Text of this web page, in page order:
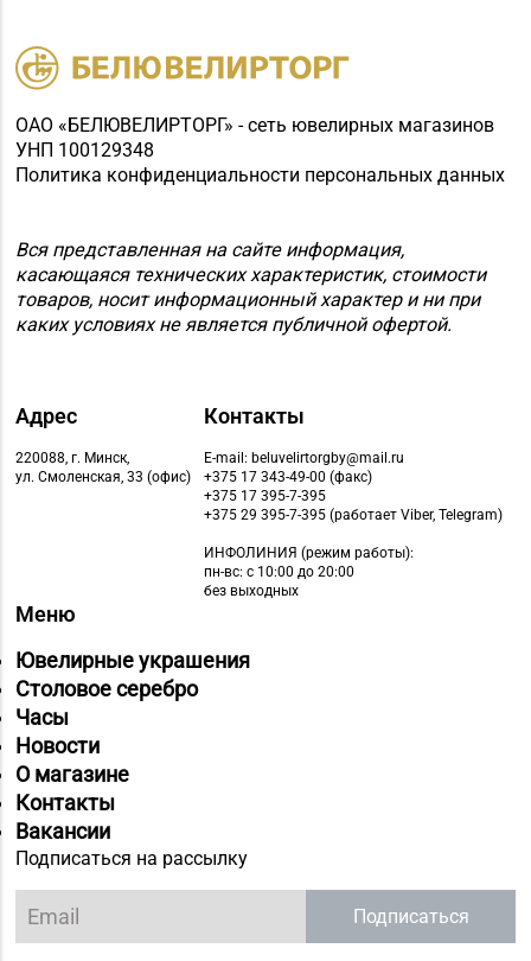
ОАО «БЕЛЮВЕЛИРТОРГ» - сеть ювелирных магазинов
УНП 100129348
Политика конфиденциальности персональных данных
Вся представленная на сайте информация,
касающаяся технических характеристик, стоимости
товаров, носит информационный характер и ни при
каких условиях не является публичной офертой.
Адрес
220088, г. Минск,
ул. Смоленская, 33 (офис)
Контакты
E-mail: beluvelirtorgby@mail.ru
+375 17 343-49-00 (факс)
+375 17 395-7-395
+375 29 395-7-395 (работает Viber, Telegram)
ИНФОЛИНИЯ (режим работы):
пн-вс: с 10:00 до 20:00
без выходных
Меню
Ювелирные украшения
Столовое серебро
Часы
Новости
О магазине
Контакты
Вакансии
Подписаться на рассылку
Подписаться